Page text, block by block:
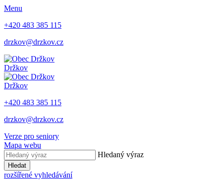
Menu
+420 483 385 115
drzkov@drzkov.cz
Držkov
Držkov
+420 483 385 115
drzkov@drzkov.cz
Verze pro seniory
Mapa webu
Hledaný výraz
Hledat
rozšířené vyhledávání